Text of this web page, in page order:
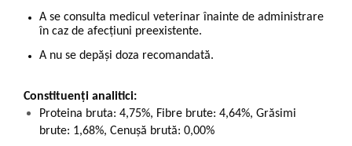
A se consulta medicul veterinar înainte de administrare
în caz de afecțiuni preexistente.
A nu se depăși doza recomandată.
Constituenți analitici:
Proteina bruta: 4,75%, Fibre brute: 4,64%, Grăsimi
brute: 1,68%, Cenușă brută: 0,00%